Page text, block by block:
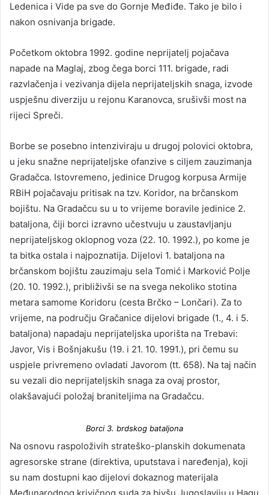
Ledenica i Vide pa sve do Gornje Međiđe. Tako je bilo i
nakon osnivanja brigade.
Početkom oktobra 1992. godine neprijatelj pojačava
napade na Maglaj, zbog čega borci 111. brigade, radi
razvlačenja i vezivanja dijela neprijateljskih snaga, izvode
uspješnu diverziju u rejonu Karanovca, srušivši most na
rijeci Spreči.
Borbe se posebno intenziviraju u drugoj polovici oktobra,
u jeku snažne neprijateljske ofanzive s ciljem zauzimanja
Gradačca. Istovremeno, jedinice Drugog korpusa Armije
RBiH pojačavaju pritisak na tzv. Koridor, na brčanskom
bojištu. Na Gradačcu su u to vrijeme boravile jedinice 2.
bataljona, čiji borci izravno učestvuju u zaustavljanju
neprijateljskog oklopnog voza (22. 10. 1992.), po kome je
ta bitka ostala i najpoznatija. Dijelovi 1. bataljona na
brčanskom bojištu zauzimaju sela Tomić i Marković Polje
(20. 10. 1992.), približivši se na svega nekoliko stotina
metara samome Koridoru (cesta Brčko – Lončari). Za to
vrijeme, na području Gračanice dijelovi brigade (1., 4. i 5.
bataljona) napadaju neprijateljska uporišta na Trebavi:
Javor, Vis i Bošnjakušu (19. i 21. 10. 1991.), pri čemu su
uspjele privremeno ovladati Javorom (tt. 658). Na taj način
su vezali dio neprijateljskih snaga za ovaj prostor,
olakšavajući položaj braniteljima na Gradačcu.
Borci 3. brdskog bataljona
Na osnovu raspoloživih strateško-planskih dokumenata
agresorske strane (direktiva, uputstava i naređenja), koji
su nam dostupni kao dijelovi dokaznog materijala